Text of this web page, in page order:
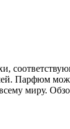
Парфюм
миру.